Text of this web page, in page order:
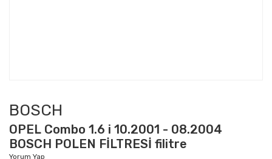
BOSCH
OPEL Combo 1.6 i 10.2001 - 08.2004
BOSCH POLEN FİLTRESİ filitre
Yorum Yap